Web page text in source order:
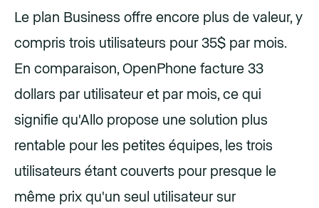
Le plan Business offre encore plus de valeur, y
compris trois utilisateurs pour 35$ par mois.
En comparaison, OpenPhone facture 33
dollars par utilisateur et par mois, ce qui
signifie qu'Allo propose une solution plus
rentable pour les petites équipes, les trois
utilisateurs étant couverts pour presque le
même prix qu'un seul utilisateur sur